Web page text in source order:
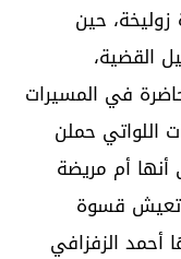
حين
القضية،
في المسيرات
اللواتي حملن
أم مريضة
تعيش قسوة
أحمد الزفزافي